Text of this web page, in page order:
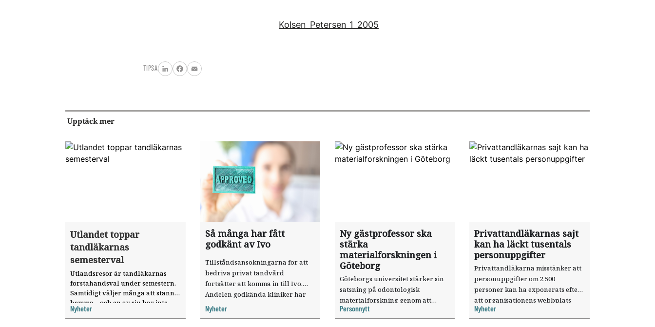
Kolsen_Petersen_1_2005
TIPSA
LinkedInFacebook
Email
Upptäck mer
Utlandet toppar
tandläkarnas
semesterval
Utlandsresor är tandläkarnas
förstahandsval under semestern.
Samtidigt väljer många att stanna
hemma – och en av sju har inte
haft någon sommarledighet alls,
enligt "månadens fråga".
Nyheter
Så många har fått
godkänt av Ivo
Tillståndsansökningarna för att
bedriva privat tandvård
fortsätter att komma in till Ivo.
Andelen godkända kliniker har
ökat, visar nya siffror.
Nyheter
Ny gästprofessor ska
stärka
materialforskningen i
Göteborg
Göteborgs universitet stärker sin
satsning på odontologisk
materialforskning genom att
knyta forskaren Pekka Vallittu till
verksamheten som gästprofessor.
Personnytt
Privattandläkarnas sajt
kan ha läckt tusentals
personuppgifter
Privattandläkarna misstänker att
personuppgifter om 2 500
personer kan ha exponerats efter
att organisationens webbplats
utnyttjats genom en sårbarhet i ett
publiceringsverktyg.
Nyheter